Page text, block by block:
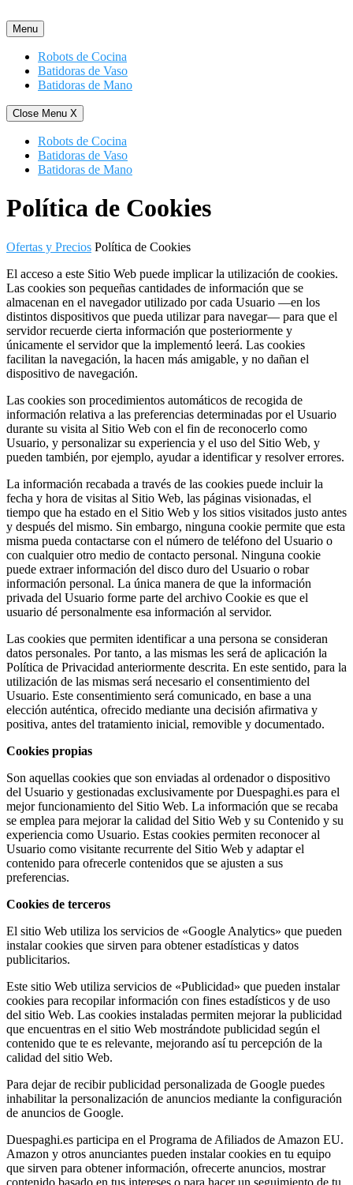
al
contenido
Menu
Robots de Cocina
Batidoras de Vaso
Batidoras de Mano
Close Menu X
Robots de Cocina
Batidoras de Vaso
Batidoras de Mano
Política de Cookies
Ofertas y Precios Política de Cookies
El acceso a este Sitio Web puede implicar la utilización de cookies.
Las cookies son pequeñas cantidades de información que se
almacenan en el navegador utilizado por cada Usuario —en los
distintos dispositivos que pueda utilizar para navegar— para que el
servidor recuerde cierta información que posteriormente y
únicamente el servidor que la implementó leerá. Las cookies
facilitan la navegación, la hacen más amigable, y no dañan el
dispositivo de navegación.
Las cookies son procedimientos automáticos de recogida de
información relativa a las preferencias determinadas por el Usuario
durante su visita al Sitio Web con el fin de reconocerlo como
Usuario, y personalizar su experiencia y el uso del Sitio Web, y
pueden también, por ejemplo, ayudar a identificar y resolver errores.
La información recabada a través de las cookies puede incluir la
fecha y hora de visitas al Sitio Web, las páginas visionadas, el
tiempo que ha estado en el Sitio Web y los sitios visitados justo antes
y después del mismo. Sin embargo, ninguna cookie permite que esta
misma pueda contactarse con el número de teléfono del Usuario o
con cualquier otro medio de contacto personal. Ninguna cookie
puede extraer información del disco duro del Usuario o robar
información personal. La única manera de que la información
privada del Usuario forme parte del archivo Cookie es que el
usuario dé personalmente esa información al servidor.
Las cookies que permiten identificar a una persona se consideran
datos personales. Por tanto, a las mismas les será de aplicación la
Política de Privacidad anteriormente descrita. En este sentido, para la
utilización de las mismas será necesario el consentimiento del
Usuario. Este consentimiento será comunicado, en base a una
elección auténtica, ofrecido mediante una decisión afirmativa y
positiva, antes del tratamiento inicial, removible y documentado.
Cookies propias
Son aquellas cookies que son enviadas al ordenador o dispositivo
del Usuario y gestionadas exclusivamente por Duespaghi.es para el
mejor funcionamiento del Sitio Web. La información que se recaba
se emplea para mejorar la calidad del Sitio Web y su Contenido y su
experiencia como Usuario. Estas cookies permiten reconocer al
Usuario como visitante recurrente del Sitio Web y adaptar el
contenido para ofrecerle contenidos que se ajusten a sus
preferencias.
Cookies de terceros
El sitio Web utiliza los servicios de «Google Analytics» que pueden
instalar cookies que sirven para obtener estadísticas y datos
publicitarios.
Este sitio Web utiliza servicios de «Publicidad» que pueden instalar
cookies para recopilar información con fines estadísticos y de uso
del sitio Web. Las cookies instaladas permiten mejorar la publicidad
que encuentras en el sitio Web mostrándote publicidad según el
contenido que te es relevante, mejorando así tu percepción de la
calidad del sitio Web.
Para dejar de recibir publicidad personalizada de Google puedes
inhabilitar la personalización de anuncios mediante la configuración
de anuncios de Google.
Duespaghi.es participa en el Programa de Afiliados de Amazon EU.
Amazon y otros anunciantes pueden instalar cookies en tu equipo
que sirven para obtener información, ofrecerte anuncios, mostrar
contenido basado en tus intereses o para hacer un seguimiento de tu